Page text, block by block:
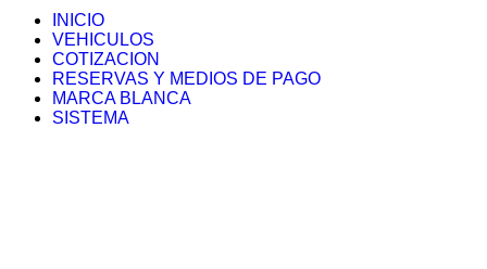
INICIO
VEHICULOS
COTIZACION
RESERVAS Y MEDIOS DE PAGO
MARCA BLANCA
SISTEMA